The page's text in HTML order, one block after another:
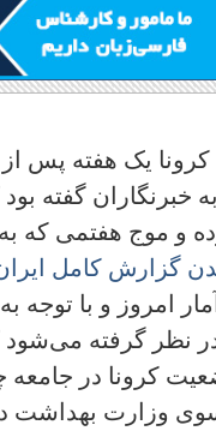
کرونا یک هفته پس
خبرنگاران گفته
گزارش کامل ایران
آمار امروز و با
نظر گرفته می‌شود
کرونا در
وزارت بهداشت